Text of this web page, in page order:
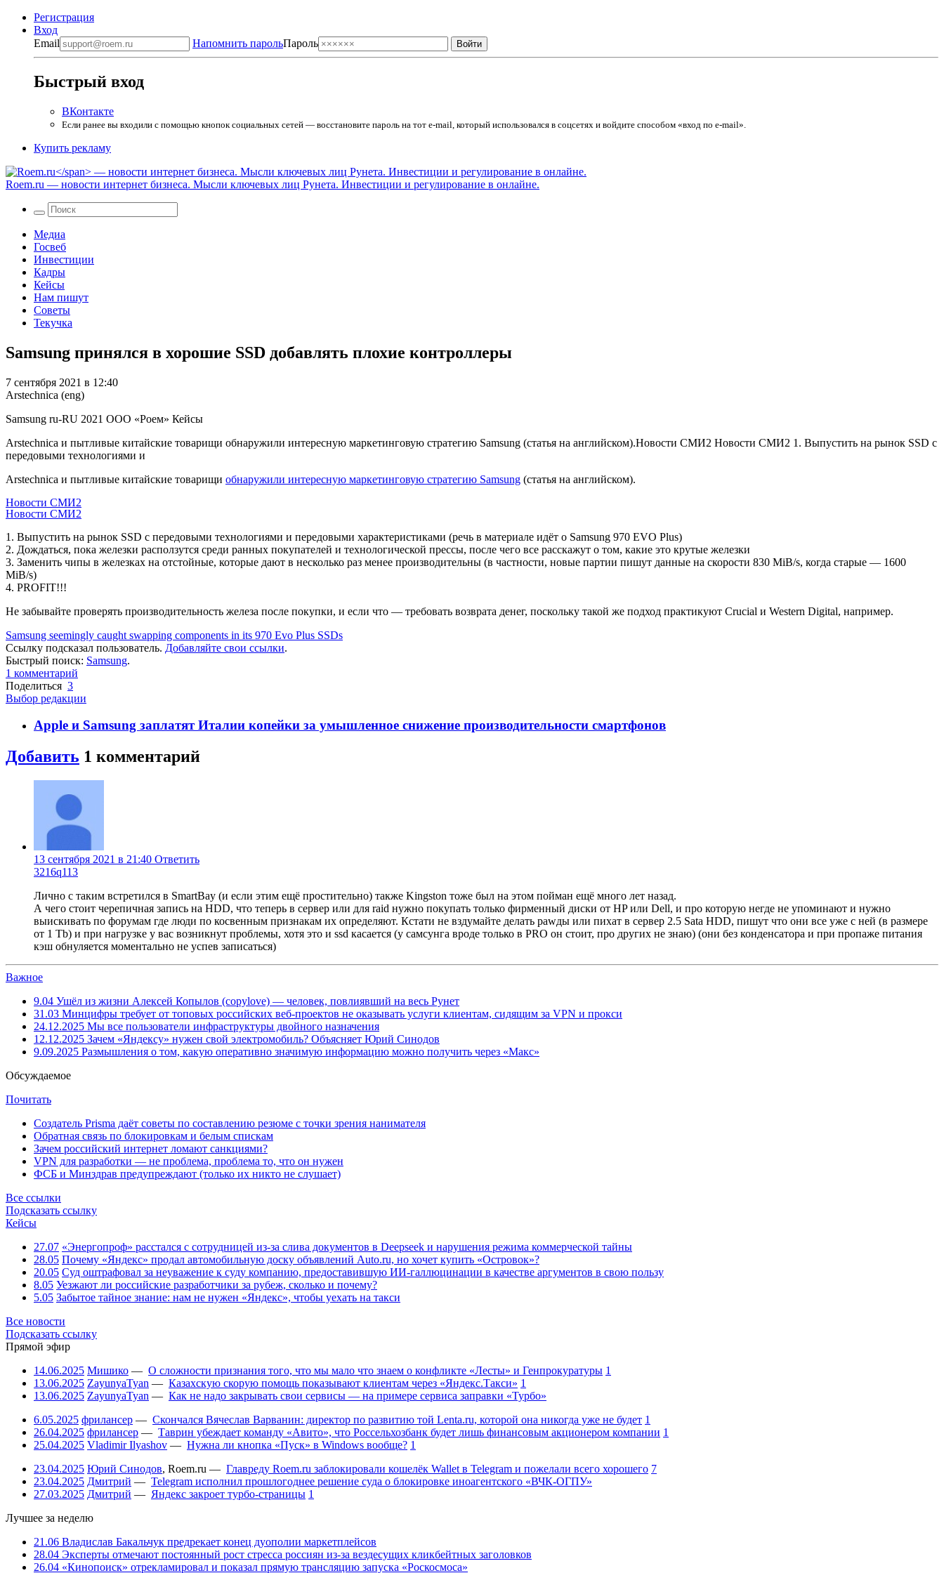
Регистрация
Вход
Email
Напомнить парольПароль
Быстрый вход
ВКонтакте
Если ранее вы входили с помощью кнопок социальных сетей — восстановите пароль на тот e-mail, который использовался в соцсетях и войдите способом «вход по e-mail».
Купить рекламу
Roem.ru — новости интернет бизнеса. Мысли ключевых лиц Рунета. Инвестиции и регулирование в онлайне.
Медиа
Госвеб
Инвестиции
Кадры
Кейсы
Нам пишут
Советы
Текучка
Samsung принялся в хорошие SSD добавлять плохие контроллеры
7 сентября 2021 в 12:40
Arstechnica (eng)
Samsung ru-RU 2021 ООО «Роем» Кейсы
Arstechnica и пытливые китайские товарищи обнаружили интересную маркетинговую стратегию Samsung (статья на английском).Новости СМИ2 Новости СМИ2 1. Выпустить на рынок SSD с
передовыми технологиями и
Arstechnica и пытливые китайские товарищи обнаружили интересную маркетинговую стратегию Samsung (статья на английском).
Новости СМИ2
Новости СМИ2
1. Выпустить на рынок SSD с передовыми технологиями и передовыми характеристиками (речь в материале идёт о Samsung 970 EVO Plus)
2. Дождаться, пока железки расползутся среди ранных покупателей и технологической прессы, после чего все расскажут о том, какие это крутые железки
3. Заменить чипы в железках на отстойные, которые дают в несколько раз менее производительны (в частности, новые партии пишут данные на скорости 830 MiB/s, когда старые — 1600
MiB/s)
4. PROFIT!!!
Не забывайте проверять производительность железа после покупки, и если что — требовать возврата денег, поскольку такой же подход практикуют Crucial и Western Digital, например.
Samsung seemingly caught swapping components in its 970 Evo Plus SSDs
Ссылку подсказал пользователь. Добавляйте свои ссылки.
Быстрый поиск: Samsung.
1 комментарий
Поделиться 3
Выбор редакции
Apple и Samsung заплатят Италии копейки за умышленное снижение производительности смартфонов
Добавить 1 комментарий
13 сентября 2021 в 21:40 Ответить
3216q113
Лично с таким встретился в SmartBay (и если этим ещё простительно) также Kingston тоже был на этом пойман ещё много лет назад.
А чего стоит черепичная запись на HDD, что теперь в сервер или для raid нужно покупать только фирменный диски от HP или Dell, и про которую негде не упоминают и нужно
выискивать по форумам где люди по косвенным признакам их определяют. Кстати не вздумайте делать раwды или пихат в сервер 2.5 Sata HDD, пишут что они все уже с ней (в размере
от 1 Tb) и при нагрузке у вас возникнут проблемы, хотя это и ssd касается (у самсунга вроде только в PRO он стоит, про других не знаю) (они без конденсатора и при пропаже питания
кэш обнуляется моментально не успев записаться)
Важное
9.04 Ушёл из жизни Алексей Копылов (copylove) — человек, повлиявший на весь Рунет
31.03 Минцифры требует от топовых российских веб-проектов не оказывать услуги клиентам, сидящим за VPN и прокси
24.12.2025 Мы все пользователи инфраструктуры двойного назначения
12.12.2025 Зачем «Яндексу» нужен свой электромобиль? Объясняет Юрий Синодов
9.09.2025 Размышления о том, какую оперативно значимую информацию можно получить через «Макс»
Обсуждаемое
Почитать
Создатель Prisma даёт советы по составлению резюме с точки зрения нанимателя
Обратная связь по блокировкам и белым спискам
Зачем российский интернет ломают санкциями?
VPN для разработки — не проблема, проблема то, что он нужен
ФСБ и Минздрав предупреждают (только их никто не слушает)
Все ссылки
Подсказать ссылку
Кейсы
27.07 «Энергопроф» расстался с сотрудницей из-за слива документов в Deepseek и нарушения режима коммерческой тайны
28.05 Почему «Яндекс» продал автомобильную доску объявлений Auto.ru, но хочет купить «Островок»?
20.05 Суд оштрафовал за неуважение к суду компанию, предоставившую ИИ-галлюцинации в качестве аргументов в свою пользу
8.05 Уезжают ли российские разработчики за рубеж, сколько и почему?
5.05 Забытое тайное знание: нам не нужен «Яндекс», чтобы уехать на такси
Все новости
Подсказать ссылку
Прямой эфир
14.06.2025 Мишико — О сложности признания того, что мы мало что знаем о конфликте «Лесты» и Генпрокуратуры 1
13.06.2025 ZayunyaTyan — Казахскую скорую помощь показывают клиентам через «Яндекс.Такси» 1
13.06.2025 ZayunyaTyan — Как не надо закрывать свои сервисы — на примере сервиса заправки «Турбо»
6.05.2025 фрилансер — Скончался Вячеслав Варванин: директор по развитию той Lenta.ru, которой она никогда уже не будет 1
26.04.2025 фрилансер — Таврин убеждает команду «Авито», что Россельхозбанк будет лишь финансовым акционером компании 1
25.04.2025 Vladimir Ilyashov — Нужна ли кнопка «Пуск» в Windows вообще? 1
23.04.2025 Юрий Синодов, Roem.ru — Главреду Roem.ru заблокировали кошелёк Wallet в Telegram и пожелали всего хорошего 7
23.04.2025 Дмитрий — Telegram исполнил прошлогоднее решение суда о блокировке иноагентского «ВЧК-ОГПУ»
27.03.2025 Дмитрий — Яндекс закроет турбо-страницы 1
Лучшее за неделю
21.06 Владислав Бакальчук предрекает конец дуополии маркетплейсов
28.04 Эксперты отмечают постоянный рост стресса россиян из-за вездесущих кликбейтных заголовков
26.04 «Кинопоиск» отрекламировал и показал прямую трансляцию запуска «Роскосмоса»